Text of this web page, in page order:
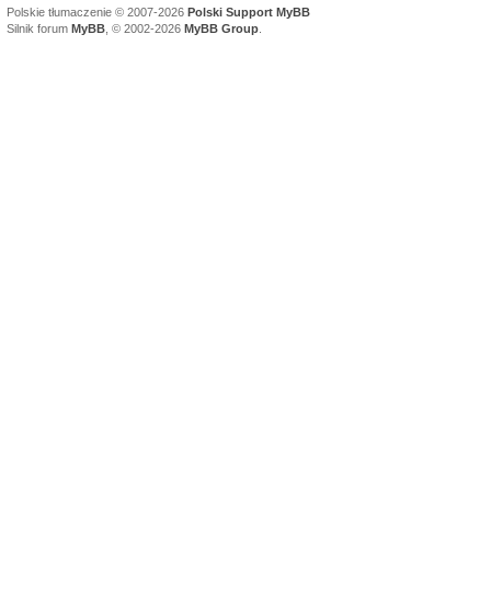
Polskie tłumaczenie © 2007-2026 Polski Support MyBB
Silnik forum MyBB , © 2002-2026 MyBB Group